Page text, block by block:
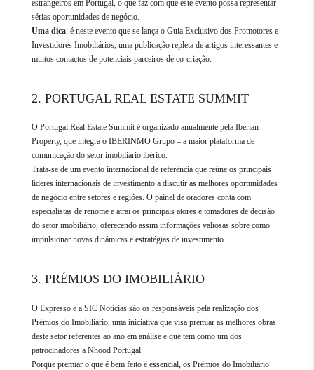
estrangeiros em Portugal, o que faz com que este evento possa representar
sérias oportunidades de negócio.
Uma dica: é neste evento que se lança o Guia Exclusivo dos Promotores e
Investidores Imobiliários, uma publicação repleta de artigos interessantes e
muitos contactos de potenciais parceiros de co-criação.
2. PORTUGAL REAL ESTATE SUMMIT
O Portugal Real Estate Summit é organizado anualmente pela Iberian
Property, que integra o IBERINMO Grupo – a maior plataforma de
comunicação do setor imobiliário ibérico.
Trata-se de um evento internacional de referência que reúne os principais
líderes internacionais de investimento a discutir as melhores oportunidades
de negócio entre setores e regiões. O painel de oradores conta com
especialistas de renome e atrai os principais atores e tomadores de decisão
do setor imobiliário, oferecendo assim informações valiosas sobre como
impulsionar novas dinâmicas e estratégias de investimento.
3. PRÉMIOS DO IMOBILIÁRIO
O Expresso e a SIC Notícias são os responsáveis pela realização dos
Prémios do Imobiliário, uma iniciativa que visa premiar as melhores obras
deste setor referentes ao ano em análise e que tem como um dos
patrocinadores a Nhood Portugal.
Porque premiar o que é bem feito é essencial, os Prémios do Imobiliário